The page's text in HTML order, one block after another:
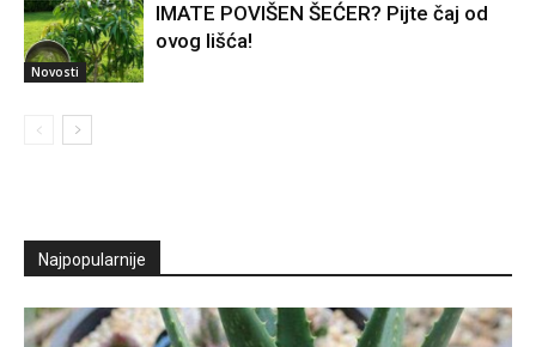
Novosti
IMATE POVIŠEN ŠEĆER? Pijte čaj od
ovog lišća!
Najpopularnije